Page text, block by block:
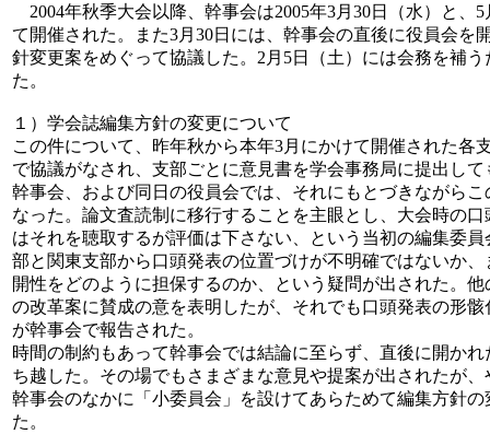
2004年秋季大会以降、幹事会は2005年3月30日（水）と、
て開催された。また3月30日には、幹事会の直後に役員会を
針変更案をめぐって協議した。2月5日（土）には会務を補
た。
１）学会誌編集方針の変更について
この件について、昨年秋から本年3月にかけて開催された各
で協議がなされ、支部ごとに意見書を学会事務局に提出して
幹事会、および同日の役員会では、それにもとづきながら
なった。論文査読制に移行することを主眼とし、大会時の
はそれを聴取するが評価は下さない、という当初の編集委
部と関東支部から口頭発表の位置づけが不明確ではないか
開性をどのように担保するのか、という疑問が出された。
の改革案に賛成の意を表明したが、それでも口頭発表の形
が幹事会で報告された。
時間の制約もあって幹事会では結論に至らず、直後に開か
ち越した。その場でもさまざまな意見や提案が出されたが
幹事会のなかに「小委員会」を設けてあらためて編集方針
た。